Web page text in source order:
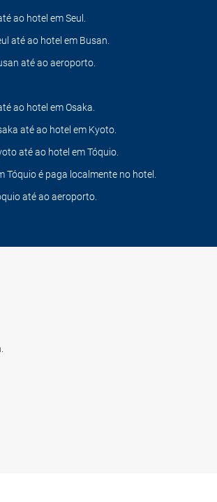
ao hotel em Seul.
até ao hotel em Busan.
até ao aeroporto.
ao hotel em Osaka.
até ao hotel em Kyoto.
até ao hotel em Tóquio.
Tóquio é paga localmente no hotel.
até ao aeroporto.